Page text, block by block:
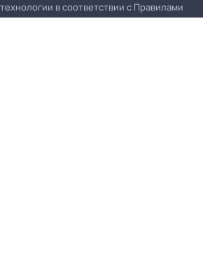
в соответствии с Правилами